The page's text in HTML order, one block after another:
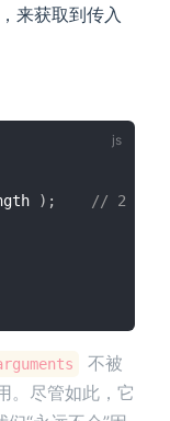
来获取到传入
) ;
// 2
不被
。尽管如此，它